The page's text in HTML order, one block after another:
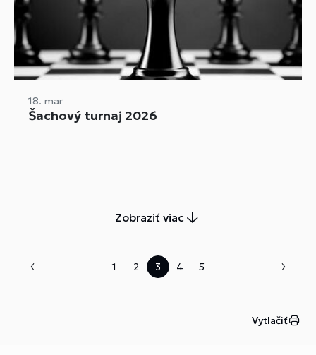
18. mar
Šachový turnaj 2026
Zobraziť viac
1 2 3 4 5
Vytlačiť